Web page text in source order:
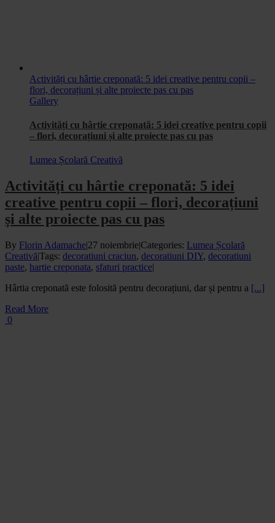
Activități cu hârtie creponată: 5 idei creative pentru copii –
flori, decorațiuni și alte proiecte pas cu pas
Gallery
Activități cu hârtie creponată: 5 idei creative pentru copii
– flori, decorațiuni și alte proiecte pas cu pas
Lumea Școlară Creativă
Activități cu hârtie creponată: 5 idei
creative pentru copii – flori, decorațiuni
și alte proiecte pas cu pas
By Florin Adamache|27 noiembrie|Categories: Lumea Școlară
Creativă|Tags: decoratiuni craciun, decoratiuni DIY, decoratiuni
paste, hartie creponata, sfaturi practice|
Hârtia creponată este folosită pentru decorațiuni, dar și pentru a [...]
Read More
0